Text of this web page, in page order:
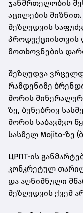
ჯანმრთელობის
აცილების
შეზღუდვის
მოთხოვნების
შეზღუდვა
რამდენიმე
შორის
ზე, ბუნებრივ
შორის საბავშვო
სასმელ Mojito-ზე
ЦРПТ-ის
კონკრეტულ
და აღნიშნული
შეზღუდვის ქვეშ